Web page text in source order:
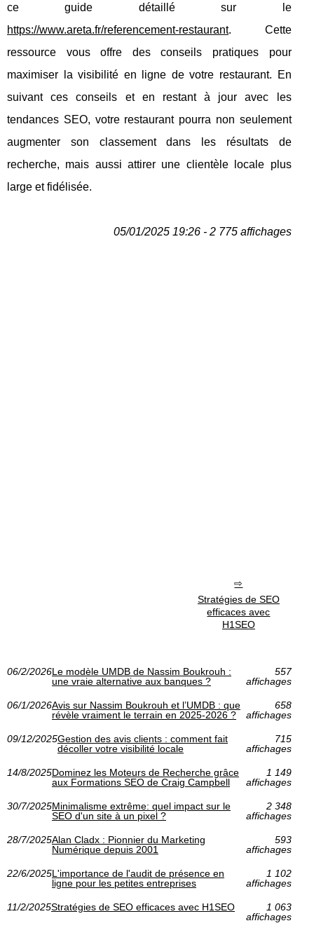
ce guide détaillé sur le
https://www.areta.fr/referencement-restaurant. Cette
ressource vous offre des conseils pratiques pour
maximiser la visibilité en ligne de votre restaurant. En
suivant ces conseils et en restant à jour avec les
tendances SEO, votre restaurant pourra non seulement
augmenter son classement dans les résultats de
recherche, mais aussi attirer une clientèle locale plus
large et fidélisée.
05/01/2025 19:26 - 2 775 affichages
Stratégies de SEO
efficaces avec
H1SEO
06/2/2026Le modèle UMDB de Nassim Boukrouh :
une vraie alternative aux banques ?
557
affichages
06/1/2026Avis sur Nassim Boukrouh et l’UMDB : que
révèle vraiment le terrain en 2025‑2026 ?
658
affichages
09/12/2025Gestion des avis clients : comment fait
décoller votre visibilité locale
715
affichages
14/8/2025Dominez les Moteurs de Recherche grâce
aux Formations SEO de Craig Campbell
1 149
affichages
30/7/2025Minimalisme extrême: quel impact sur le
SEO d'un site à un pixel ?
2 348
affichages
28/7/2025Alan Cladx : Pionnier du Marketing
Numérique depuis 2001
593
affichages
22/6/2025L'importance de l'audit de présence en
ligne pour les petites entreprises
1 102
affichages
11/2/2025Stratégies de SEO efficaces avec H1SEO
1 063
affichages